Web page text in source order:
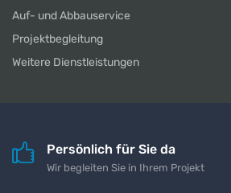
Auf- und Abbauservice
Projektbegleitung
Weitere Dienstleistungen
Persönlich für Sie da
Wir begleiten Sie in Ihrem Projekt